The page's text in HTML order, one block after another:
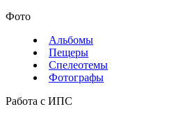
Фото
Альбомы
Пещеры
Спелеотемы
Фотографы
Работа с ИПС